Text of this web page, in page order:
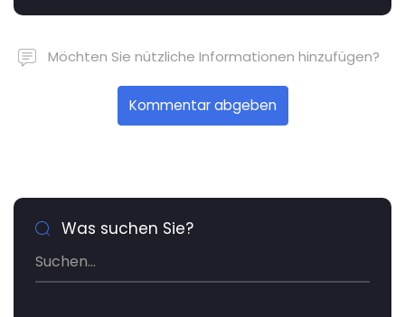
Möchten Sie nützliche Informationen hinzufügen?
Kommentar abgeben
Was suchen Sie?